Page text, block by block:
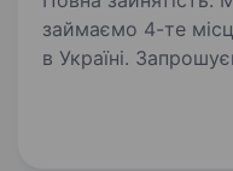
займаємо 4-те
в Україні.